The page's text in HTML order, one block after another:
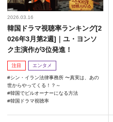
2026.03.16
韓国ドラマ視聴率ランキング[2
026年3月第2週]｜ユ・ヨンソ
ク主演作が3位発進！
注目 エンタメ
シン・イラン法律事務所 〜真実は、あの
世からやってくる！？～
韓国でビルオーナーになる方法
韓国ドラマ視聴率